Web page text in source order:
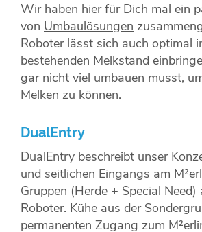
Wir haben hierfür Dich mal ein
von Umbaulösungen
Roboter lässt sich auch optimal
bestehenden Melkstand
gar nicht viel umbauen musst,
Melken zu können.
DualEntry
DualEntry beschreibt unser
und seitlichen Eingangs am
Gruppen (Herde + Special Need)
Roboter. Kühe aus der
permanenten Zugang zum